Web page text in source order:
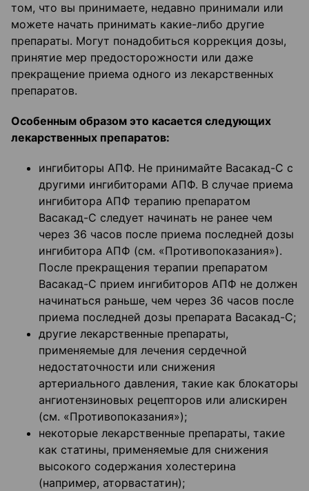
том, что вы принимаете, недавно принимали или
можете начать принимать какие-либо другие
препараты. Могут понадобиться коррекция дозы,
принятие мер предосторожности или даже
прекращение приема одного из лекарственных
препаратов.
Особенным образом это касается следующих
лекарственных препаратов:
ингибиторы АПФ. Не принимайте Васакад-С с
другими ингибиторами АПФ. В случае приема
ингибитора АПФ терапию препаратом
Васакад-С следует начинать не ранее чем
через 36 часов после приема последней дозы
ингибитора АПФ (см. «Противопоказания»).
После прекращения терапии препаратом
Васакад-С прием ингибиторов АПФ не должен
начинаться раньше, чем через 36 часов после
приема последней дозы препарата Васакад-С;
другие лекарственные препараты,
применяемые для лечения сердечной
недостаточности или снижения
артериального давления, такие как блокаторы
ангиотензиновых рецепторов или алискирен
(см. «Противопоказания»);
некоторые лекарственные препараты, такие
как статины, применяемые для снижения
высокого содержания холестерина
(например, аторвастатин);